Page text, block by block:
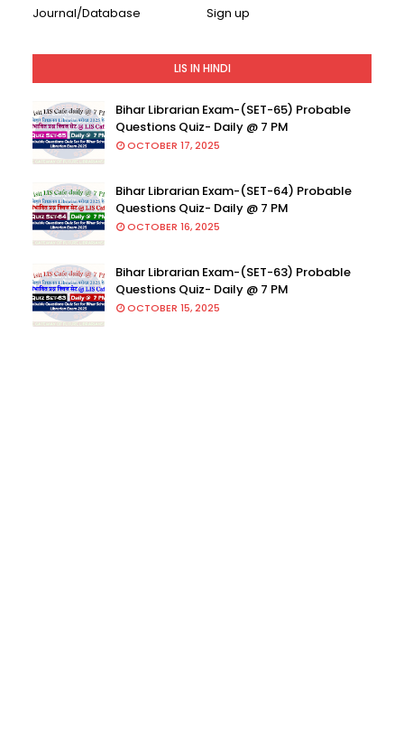
Journal/Database
Sign up
LIS IN HINDI
Bihar Librarian Exam-(SET-65) Probable
Questions Quiz- Daily @ 7 PM
OCTOBER 17, 2025
Bihar Librarian Exam-(SET-64) Probable
Questions Quiz- Daily @ 7 PM
OCTOBER 16, 2025
Bihar Librarian Exam-(SET-63) Probable
Questions Quiz- Daily @ 7 PM
OCTOBER 15, 2025